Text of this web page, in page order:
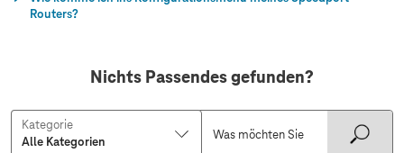
Routers?
Nichts Passendes gefunden?
Kategorie